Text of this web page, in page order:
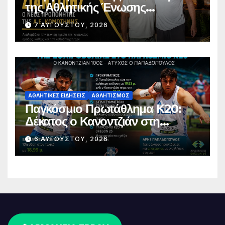
της Αθλητικής Ένωσης
Κομοτηνής
7 ΑΥΓΟΎΣΤΟΥ, 2026
ΑΘΛΗΤΙΚΈΣ ΕΙΔΉΣΕΙΣ ΑΘΛΗΤΙΣΜΌΣ
Παγκόσμιο Πρωτάθλημα Κ20:
Δέκατος ο Κανοντζιάν στη
σφαιροβολία – Άτυχος ο
Παπαδόπουλος στον τελικό
6 ΑΥΓΟΎΣΤΟΥ, 2026